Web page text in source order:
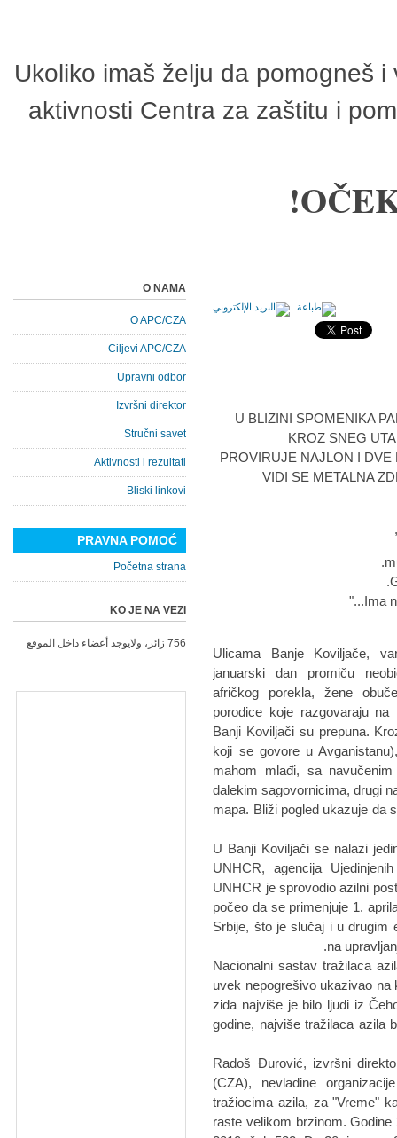
Ukoliko imaš želju da pomogneš
aktivnosti Centra za zaštitu i
U BLIZINI SPOMENIKA
KROZ SNEG
PROVIRUJE NAJLON I
VIDI SE METALNA
Ima
Ulicama Banje Koviljače,
januarski dan promiču
afričkog porekla, žene
porodice koje razgovaraju
Banji Koviljači su prepuna.
koji se govore u
mahom mlađi, sa
dalekim sagovornicima, drugi
mapa. Bliži pogled ukazuje da
U Banji Koviljači se nalazi
UNHCR, agencija
UNHCR je sprovodio azilni
počeo da se primenjuje 1.
Srbije, što je slučaj i u drugim
na
Nacionalni sastav tražilaca
uvek nepogrešivo ukazivao
zida najviše je bilo ljudi iz
godine, najviše tražilaca azila
Radoš Đurović, izvršni
(CZA), nevladine
tražiocima azila, za "Vreme"
raste velikom brzinom.
O NAMA
O APC/CZA
Ciljevi APC/CZA
Upravni odbor
Izvršni direktor
Stručni savet
Aktivnosti i rezultati
Bliski linkovi
PRAVNA POMOĆ
Početna strana
KO JE NA VEZI
756 زائر، ولايوجد أعضاء داخل الموقع